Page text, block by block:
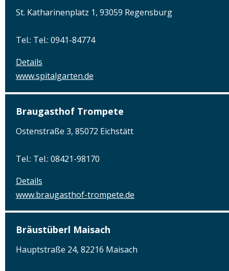
St. Katharinenplatz 1, 93059 Regensburg
Tel.: Tel.: 0941-84774
Details
www.spitalgarten.de
Braugasthof Trompete
Ostenstraße 3, 85072 Eichstätt
Tel.: Tel.: 08421-98170
Details
www.braugasthof-trompete.de
Bräustüberl Maisach
Hauptstraße 24, 82216 Maisach